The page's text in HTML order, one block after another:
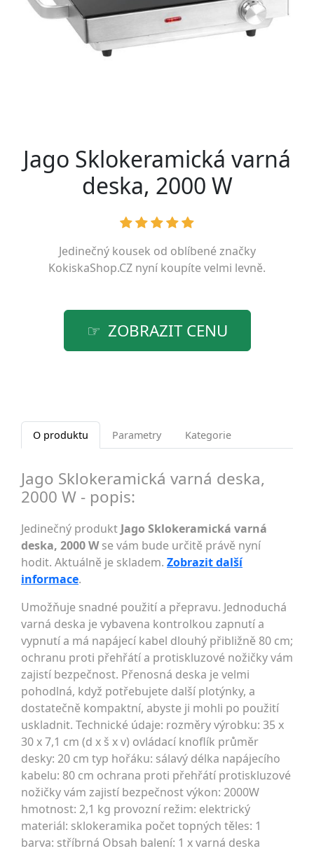
Jago Sklokeramická varná
deska, 2000 W
Jedinečný kousek od oblíbené značky
KokiskaShop.CZ nyní koupíte velmi levně.
ZOBRAZIT CENU
O produktu Parametry Kategorie
Jago Sklokeramická varná deska,
2000 W - popis:
Jedinečný produkt Jago Sklokeramická varná
deska, 2000 Wse vám bude určitě právě nyní
hodit. Aktuálně je skladem. Zobrazit další
informace.
Umožňuje snadné použití a přepravu. Jednoduchá
varná deska je vybavena kontrolkou zapnutí a
vypnutí a má napájecí kabel dlouhý přibližně 80 cm;
ochranu proti přehřátí a protiskluzové nožičky vám
zajistí bezpečnost. Přenosná deska je velmi
pohodlná, když potřebujete další plotýnky, a
dostatečně kompaktní, abyste ji mohli po použití
uskladnit. Technické údaje: rozměry výrobku: 35 x
30 x 7,1 cm (d x š x v) ovládací knoflík průměr
desky: 20 cm typ hořáku: sálavý délka napájecího
kabelu: 80 cm ochrana proti přehřátí protiskluzové
nožičky vám zajistí bezpečnost výkon: 2000W
hmotnost: 2,1 kg provozní režim: elektrický
materiál: sklokeramika počet topných těles: 1
barva: stříbrná Obsah balení: 1 x varná deska